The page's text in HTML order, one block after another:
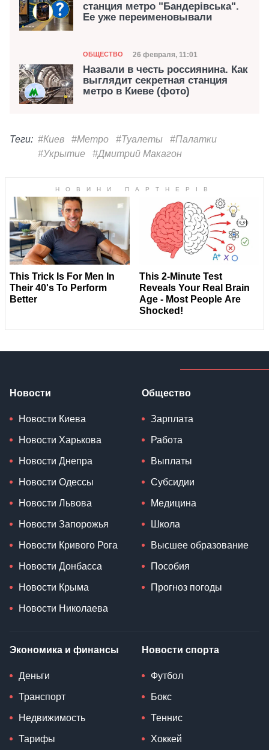
станция метро "Бандерівська".
Ее уже переименовывали
Категория
ОБЩЕСТВО Дата публикации
26 февраля, 11:01
Назвали в честь россиянина. Как
выглядит секретная станция
метро в Киеве (фото)
Теги: #Киев #Метро #Туалеты
#Палатки
#Укрытие
#Дмитрий Макагон
Новости
Новости Киева
Новости Харькова
Новости Днепра
Новости Одессы
Новости Львова
Новости Запорожья
Новости Кривого Рога
Новости Донбасса
Новости Крыма
Новости Николаева
Общество
Зарплата
Работа
Выплаты
Субсидии
Медицина
Школа
Высшее образование
Пособия
Прогноз погоды
Экономика и финансы
Деньги
Транспорт
Недвижимость
Тарифы
Новости спорта
Футбол
Бокс
Теннис
Хоккей